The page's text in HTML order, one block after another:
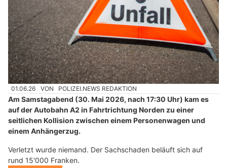
01.06.26 VON POLIZEI.NEWS REDAKTION
Am Samstagabend (30. Mai 2026, nach 17:30 Uhr) kam es
auf der Autobahn A2 in Fahrtrichtung Norden zu einer
seitlichen Kollision zwischen einem Personenwagen und
einem Anhängerzug.
Verletzt wurde niemand. Der Sachschaden beläuft sich auf
rund 15'000 Franken.